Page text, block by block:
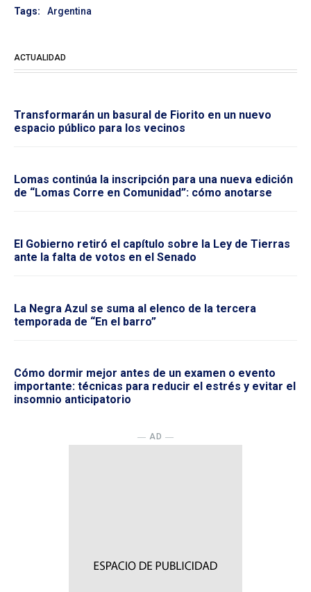
Tags: Argentina
ACTUALIDAD
Transformarán un basural de Fiorito en un nuevo
espacio público para los vecinos
Lomas continúa la inscripción para una nueva edición
de “Lomas Corre en Comunidad”: cómo anotarse
El Gobierno retiró el capítulo sobre la Ley de Tierras
ante la falta de votos en el Senado
La Negra Azul se suma al elenco de la tercera
temporada de “En el barro”
Cómo dormir mejor antes de un examen o evento
importante: técnicas para reducir el estrés y evitar el
insomnio anticipatorio
― AD ―